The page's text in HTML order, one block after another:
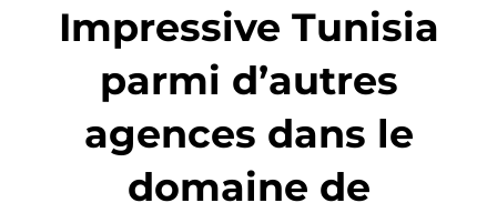
Impressive Tunisia
parmi d’autres
agences dans le
domaine de